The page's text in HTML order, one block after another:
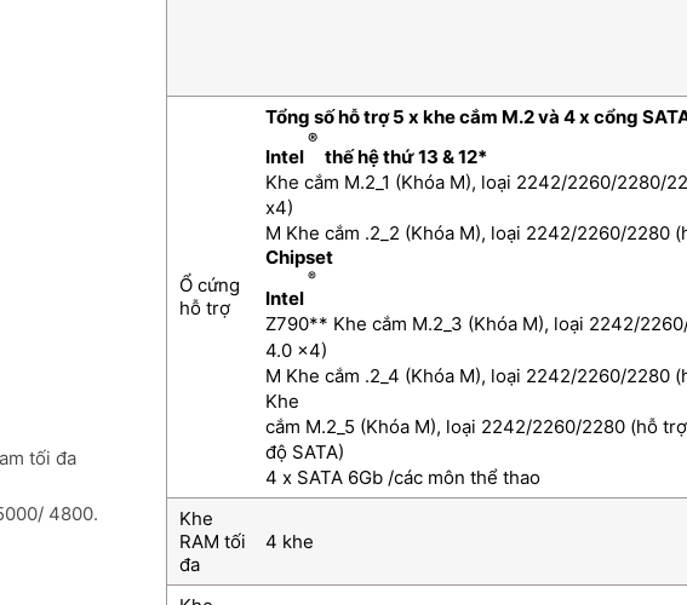
tối đa
4800.
Ổ cứng
hỗ trợ
Tổng số hỗ trợ 5 x khe cắm M.2 và 4 x cổng
Intel
®
thế hệ thứ 13 & 12*
Khe cắm M.2_1 (Khóa M), loại 2242/2260/2280/
x4)
M Khe cắm .2_2 (Khóa M), loại 2242/2260/2280
Chipset
Intel
®
Z790** Khe cắm M.2_3 (Khóa M), loại 2242/
4.0 x4)
M Khe cắm .2_4 (Khóa M), loại 2242/2260/2280
Khe
cắm M.2_5 (Khóa M), loại 2242/2260/2280 (hỗ
độ SATA)
4 x SATA 6Gb /các môn thể thao
Khe
RAM tối
đa
4 khe